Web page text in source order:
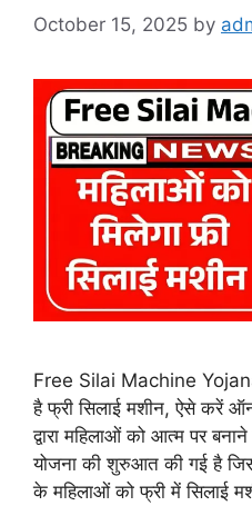
October 15, 2025 by
Free Silai Machine
है फ्री सिलाई मशीन, ऐसे करें
द्वारा महिलाओं को आत्म पर
योजना की शुरुआत की गई है
के महिलाओं को फ्री में सिलाई